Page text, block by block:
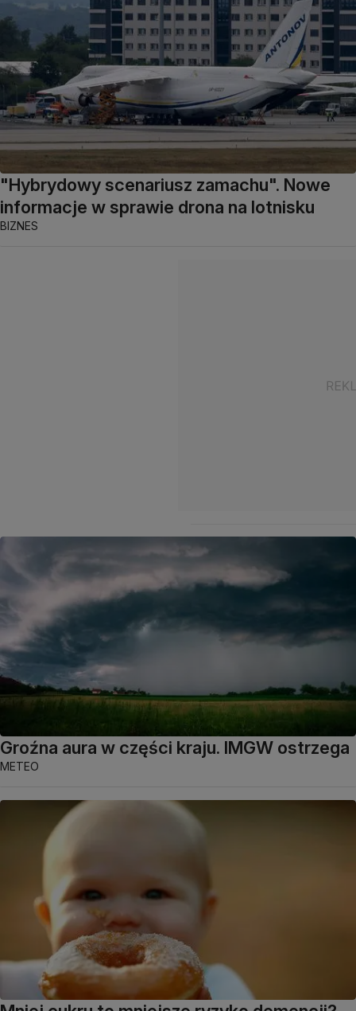
"Hybrydowy scenariusz zamachu". Nowe
informacje w sprawie drona na lotnisku
BIZNES
Groźna aura w części kraju. IMGW ostrzega
METEO